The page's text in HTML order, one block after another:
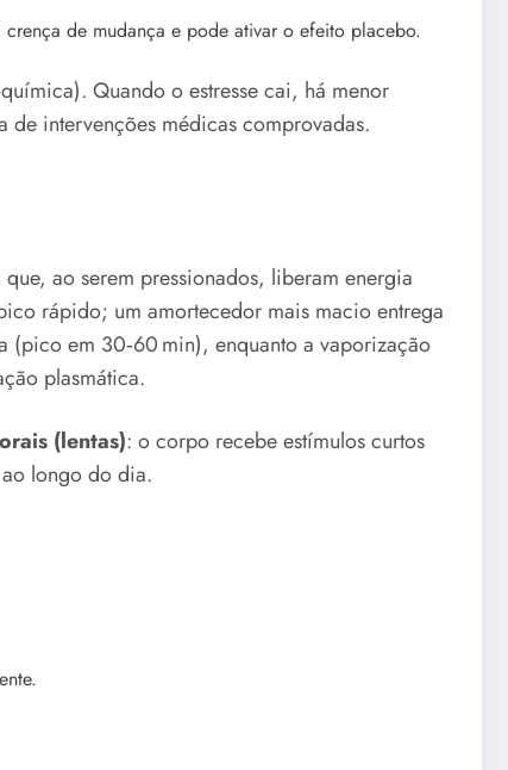
de mudança e pode ativar o efeito placebo.
Quando o estresse cai, há menor
intervenções médicas comprovadas.
que, ao serem pressionados, liberam energia
rápido; um amortecedor mais macio entrega
(pico em 30‑60 min), enquanto a vaporização
plasmática.
(lentas): o corpo recebe estímulos curtos
longo do dia.